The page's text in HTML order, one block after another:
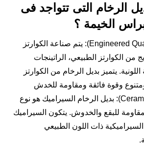
الرخام التى تتواجد فى
الخيمة ؟
الكوارتز المصنّع (Engineered Quartz): يتم صناعة الكوارتز
من الكوارتز الطبيعي، الراتينجات
يتميز بديل الرخام من الكوارتز
وقوة فائقة ومقاومة للخدش
والبقع.السيراميك (Ceramic): بديل الرخام السيراميك هو نوع
للبقع والخدوش. يتكون السيراميك
ذات اللون الطبيعي